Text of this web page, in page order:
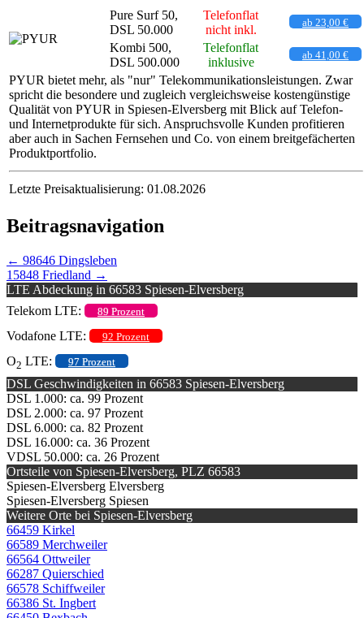
Pure Surf 50,
DSL 50.000
Telefonflat
nicht inkl.
ab 23,00 €
Kombi 500,
DSL 500.000
Telefonflat
inklusive
ab 41,00 €
PYUR bietet mehr, als "nur" Telekommunikationsleistungen. Zwar
spricht die besondere und zugleich vergleichsweise kostengünstige
Qualität von PYUR in Spiesen-Elversberg mit Blick auf Telefon-
und Internetprodukte für sich. Anspruchsvolle Kunden profitieren
aber auch in Sachen Fernsehen und Co. von einem breitgefächerten
Produktportfolio.
Letzte Preisaktualisierung: 01.08.2026
Beitragsnavigation
← 98646 Dingsleben
15848 Friedland →
LTE Abdeckung in 66583 Spiesen-Elversberg
Telekom LTE:
89 Prozent
Vodafone LTE: 92 Prozent
O2 LTE: 97 Prozent
DSL Geschwindigkeiten in 66583 Spiesen-Elversberg
DSL 1.000: ca. 99 Prozent
DSL 2.000: ca. 97 Prozent
DSL 6.000: ca. 82 Prozent
DSL 16.000: ca. 36 Prozent
VDSL 50.000: ca. 26 Prozent
Ortsteile von Spiesen-Elversberg, PLZ 66583
Spiesen-Elversberg Elversberg
Spiesen-Elversberg Spiesen
Weitere Orte bei Spiesen-Elversberg
66459 Kirkel
66589 Merchweiler
66564 Ottweiler
66287 Quierschied
66578 Schiffweiler
66386 St. Ingbert